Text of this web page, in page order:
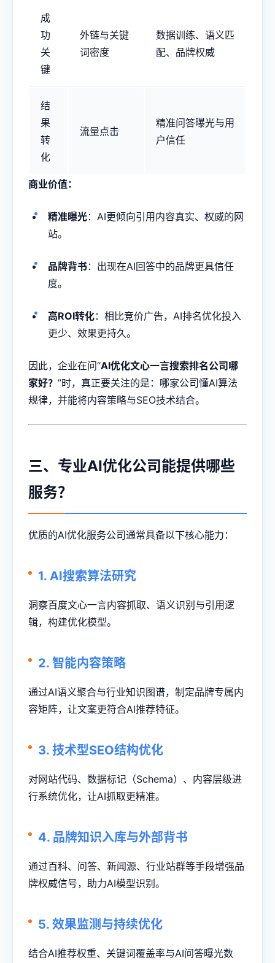
成
功
关
键
外链与关键
词密度
数据训练、语义匹
配、品牌权威
结
果
转
化
流量点击
精准问答曝光与用
户信任
商业价值：
精准曝光：AI更倾向引用内容真实、权威的网
站。
品牌背书：出现在AI回答中的品牌更具信任
度。
高ROI转化：相比竞价广告，AI排名优化投入
更少、效果更持久。
因此，企业在问“AI优化文心一言搜索排名公司哪
家好？ ”时，真正要关注的是：哪家公司懂AI算法
规律，并能将内容策略与SEO技术结合。
三、专业AI优化公司能提供哪些
服务？
优质的AI优化服务公司通常具备以下核心能力：
1. AI搜索算法研究
洞察百度文心一言内容抓取、语义识别与引用逻
辑，构建优化模型。
2. 智能内容策略
通过AI语义聚合与行业知识图谱，制定品牌专属内
容矩阵，让文案更符合AI推荐特征。
3. 技术型SEO结构优化
对网站代码、数据标记（Schema）、内容层级进
行系统优化，让AI抓取更精准。
4. 品牌知识入库与外部背书
通过百科、问答、新闻源、行业站群等手段增强品
牌权威信号，助力AI模型识别。
5. 效果监测与持续优化
结合AI推荐权重、关键词覆盖率与AI问答曝光数